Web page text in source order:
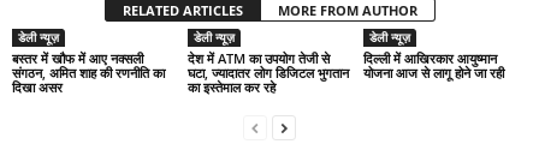
RELATED ARTICLES MORE FROM AUTHOR
डेली न्यूज़
बस्तर में खौफ में आए नक्सली
संगठन, अमित शाह की रणनीति का
दिखा असर
डेली न्यूज़
देश में ATM का उपयोग तेजी से
घटा, ज्यादातर लोग डिजिटल भुगतान
का इस्तेमाल कर रहे
डेली न्यूज़
द‍िल्‍ली में आख‍िरकार आयुष्‍मान
योजना आज से लागू होने जा रही